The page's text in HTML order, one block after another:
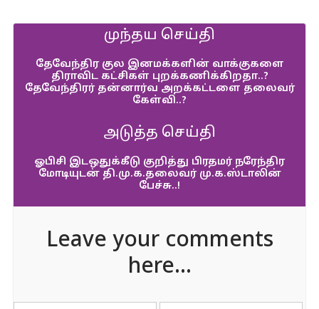
முந்தய செய்தி
தேவேந்திர குல இனமக்களின் வாக்குகளை
திராவிட கட்சிகள் புறக்கணிக்கிறதா..?
தேவேந்திரர் தன்னார்வ அறக்கட்டளை தலைவர்
கேள்வி..?
அடுத்த செய்தி
ஓபிசி இடஒதுக்கீடு குறித்து பிரதமர் நரேந்திர
மோடியுடன் தி.மு.க.தலைவர் மு.க.ஸ்டாலின்
பேச்சு..!
Leave your comments
here...